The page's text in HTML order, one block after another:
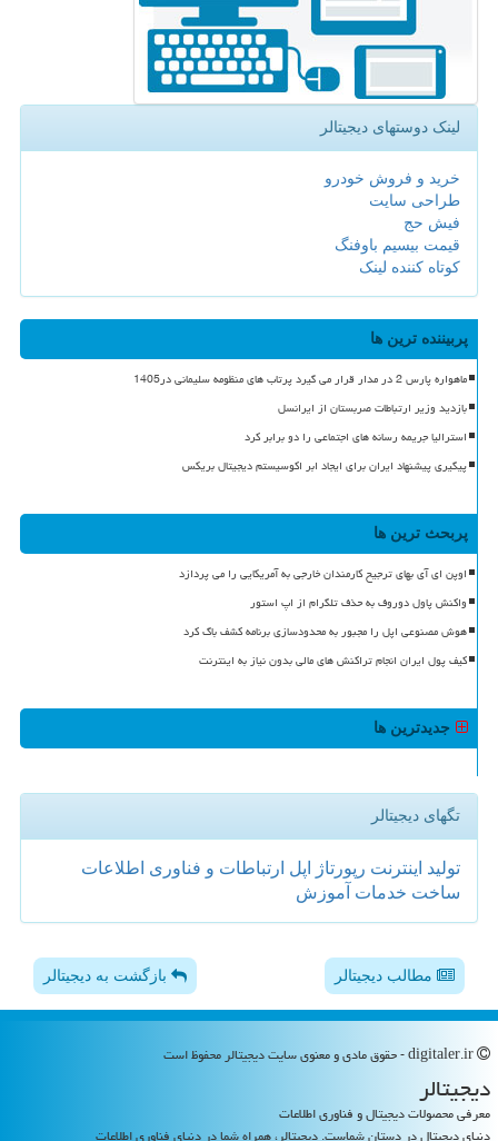
لینک دوستهای دیجیتالر
خرید و فروش خودرو
طراحی سایت
فیش حج
قیمت بیسیم باوفنگ
کوتاه کننده لینک
پربیننده ترین ها
ماهواره پارس 2 در مدار قرار می گیرد پرتاب های منظومه سلیمانی در1405
بازدید وزیر ارتباطات صربستان از ایرانسل
استرالیا جریمه رسانه های اجتماعی را دو برابر کرد
پیگیری پیشنهاد ایران برای ایجاد ابر اکوسیستم دیجیتال بریکس
پربحث ترین ها
اوپن ای آی بهای ترجیح کارمندان خارجی به آمریکایی را می پردازد
واکنش پاول دوروف به حذف تلگرام از اپ استور
هوش مصنوعی اپل را مجبور به محدودسازی برنامه کشف باگ کرد
کیف پول ایران انجام تراکنش های مالی بدون نیاز به اینترنت
جدیدترین ها
تگهای دیجیتالر
تولید اینترنت رپورتاژ اپل ارتباطات و فناوری اطلاعات
ساخت خدمات آموزش
مطالب دیجیتالر بازگشت به دیجیتالر
دیجیتالر
معرفی محصولات دیجیتال و فناوری اطلاعات
دنیای دیجیتال در دستان شماست. دیجیتالر، همراه شما در دنیای فناوری اطلاعات